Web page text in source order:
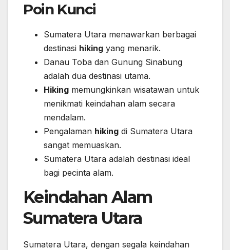
Poin Kunci
Sumatera Utara menawarkan berbagai
destinasi hiking yang menarik.
Danau Toba dan Gunung Sinabung
adalah dua destinasi utama.
Hiking memungkinkan wisatawan untuk
menikmati keindahan alam secara
mendalam.
Pengalaman hiking di Sumatera Utara
sangat memuaskan.
Sumatera Utara adalah destinasi ideal
bagi pecinta alam.
Keindahan Alam
Sumatera Utara
Sumatera Utara, dengan segala keindahan